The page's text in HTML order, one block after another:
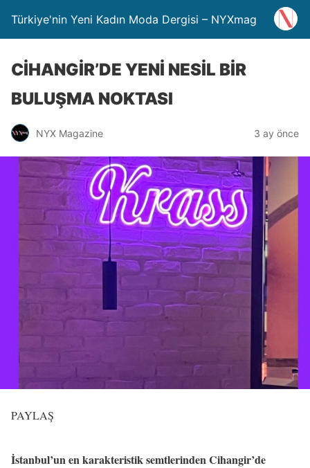
Türkiye'nin Yeni Kadın Moda Dergisi – NYXmag
CİHANGİR’DE YENİ NESİL BİR
BULUŞMA NOKTASI
NYX Magazine 3 ay önce
PAYLAŞ
İstanbul’un en karakteristik semtlerinden Cihangir’de